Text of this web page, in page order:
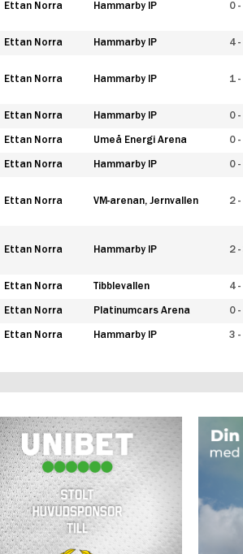
Ettan Norra Hammarby IP 0 -
Ettan Norra Hammarby IP 4 -
Ettan Norra Hammarby IP 1 -
Ettan Norra Hammarby IP 0 -
Ettan Norra Umeå Energi Arena 0 -
Ettan Norra Hammarby IP 0 -
Ettan Norra VM-arenan, Jernvallen 2 -
Ettan Norra Hammarby IP 2 -
Ettan Norra Tibblevallen 4 -
Ettan Norra Platinumcars Arena 0 -
Ettan Norra Hammarby IP 3 -